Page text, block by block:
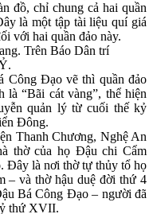
đồ, chỉ chung cả hai quần
là một tập tài liệu quí giá
với hai quần đảo này.
Trên Báo Dân trí
Công Đạo vẽ thì quần đảo
là “Bãi cát vàng”, thể hiện
quản lý từ cuối thế kỷ
Đông.
Thanh Chương, Nghệ An
thờ của họ Đậu chi Cẩm
Đây là nơi thờ tự thủy tổ họ
– và thờ hậu duệ đời thứ 4
Bá Công Đạo – người đã
thứ XVII.